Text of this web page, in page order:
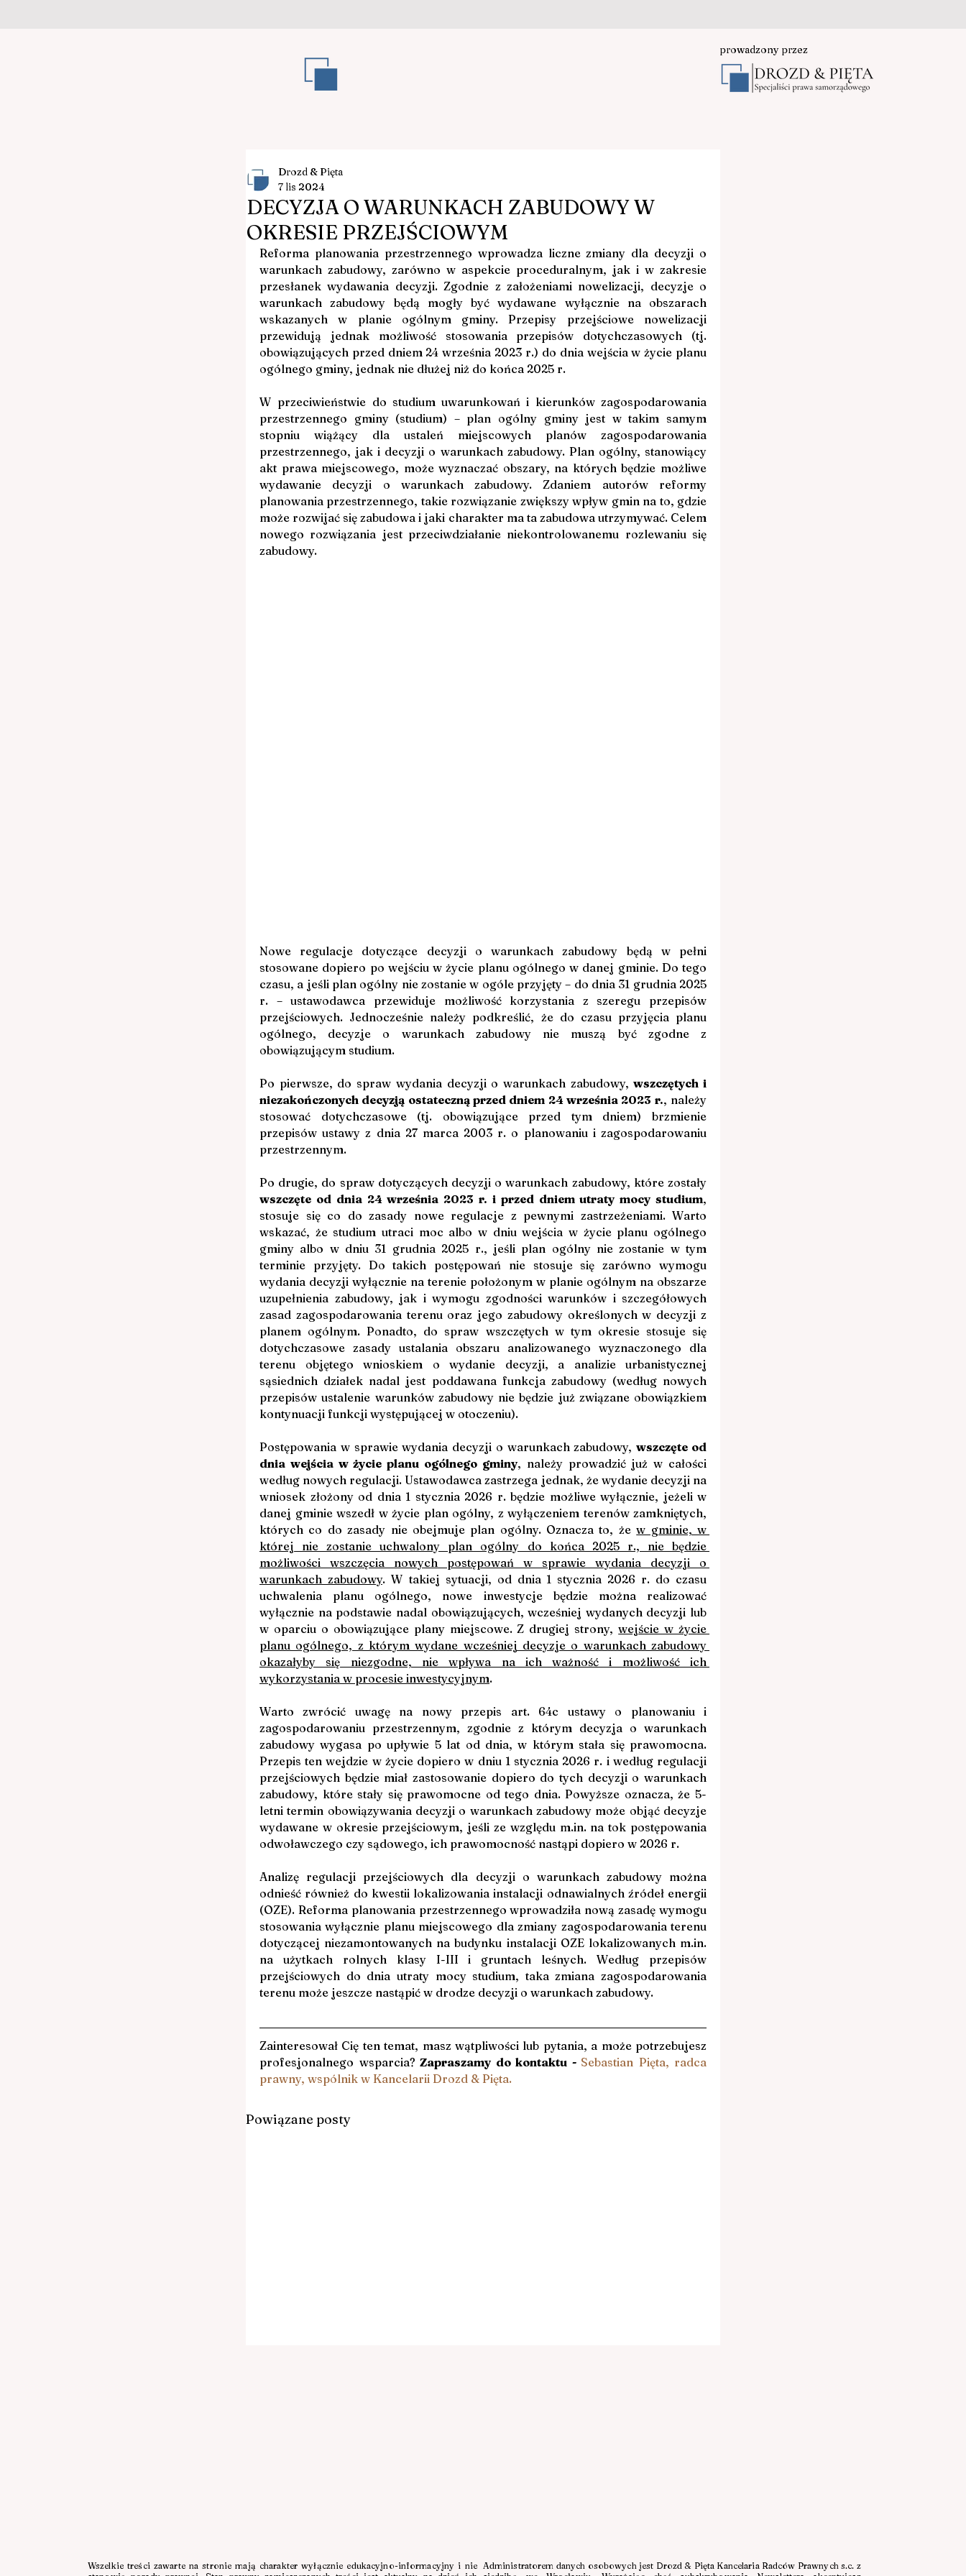
prowadzony przez
DECYZJA O WARUNKACH ZABUDOWY W
OKRESIE PRZEJŚCIOWYM
Drozd & Pięta
7 lis 2024
Reforma planowania przestrzennego wprowadza liczne zmiany dla decyzji o
warunkach zabudowy, zarówno w aspekcie proceduralnym, jak i w zakresie
przesłanek wydawania decyzji. Zgodnie z założeniami nowelizacji, decyzje o
warunkach zabudowy będą mogły być wydawane wyłącznie na obszarach
wskazanych w planie ogólnym gminy. Przepisy przejściowe nowelizacji
przewidują jednak możliwość stosowania przepisów dotychczasowych (tj.
obowiązujących przed dniem 24 września 2023 r.) do dnia wejścia w życie planu
ogólnego gminy, jednak nie dłużej niż do końca 2025 r.
W przeciwieństwie do studium uwarunkowań i kierunków zagospodarowania
przestrzennego gminy (studium) – plan ogólny gminy jest w takim samym
stopniu wiążący dla ustaleń miejscowych planów zagospodarowania
przestrzennego, jak i decyzji o warunkach zabudowy. Plan ogólny, stanowiący
akt prawa miejscowego, może wyznaczać obszary, na których będzie możliwe
wydawanie decyzji o warunkach zabudowy. Zdaniem autorów reformy
planowania przestrzennego, takie rozwiązanie zwiększy wpływ gmin na to, gdzie
może rozwijać się zabudowa i jaki charakter ma ta zabudowa utrzymywać. Celem
nowego rozwiązania jest przeciwdziałanie niekontrolowanemu rozlewaniu się
zabudowy.
Nowe regulacje dotyczące decyzji o warunkach zabudowy będą w pełni
stosowane dopiero po wejściu w życie planu ogólnego w danej gminie. Do tego
czasu, a jeśli plan ogólny nie zostanie w ogóle przyjęty – do dnia 31 grudnia 2025
r. – ustawodawca przewiduje możliwość korzystania z szeregu przepisów
przejściowych. Jednocześnie należy podkreślić, że do czasu przyjęcia planu
ogólnego, decyzje o warunkach zabudowy nie muszą być zgodne z
obowiązującym studium.
Po pierwsze, do spraw wydania decyzji o warunkach zabudowy, wszczętych i
niezakończonych decyzją ostateczną przed dniem 24 września 2023 r., należy
stosować dotychczasowe (tj. obowiązujące przed tym dniem) brzmienie
przepisów ustawy z dnia 27 marca 2003 r. o planowaniu i zagospodarowaniu
przestrzennym.
wszczęte od dnia 24 września 2023 r. i przed dniem utraty mocy studium,
stosuje się co do zasady nowe regulacje z pewnymi zastrzeżeniami. Warto
wskazać, że studium utraci moc albo w dniu wejścia w życie planu ogólnego
gminy albo w dniu 31 grudnia 2025 r., jeśli plan ogólny nie zostanie w tym
terminie przyjęty. Do takich postępowań nie stosuje się zarówno wymogu
wydania decyzji wyłącznie na terenie położonym w planie ogólnym na obszarze
uzupełnienia zabudowy, jak i wymogu zgodności warunków i szczegółowych
zasad zagospodarowania terenu oraz jego zabudowy określonych w decyzji z
planem ogólnym. Ponadto, do spraw wszczętych w tym okresie stosuje się
dotychczasowe zasady ustalania obszaru analizowanego wyznaczonego dla
terenu objętego wnioskiem o wydanie decyzji, a analizie urbanistycznej
sąsiednich działek nadal jest poddawana funkcja zabudowy (według nowych
przepisów ustalenie warunków zabudowy nie będzie już związane obowiązkiem
kontynuacji funkcji występującej w otoczeniu).
Postępowania w sprawie wydania decyzji o warunkach zabudowy, wszczęte od
dnia wejścia w życie planu ogólnego gminy, należy prowadzić już w całości
według nowych regulacji. Ustawodawca zastrzega jednak, że wydanie decyzji na
wniosek złożony od dnia 1 stycznia 2026 r. będzie możliwe wyłącznie, jeżeli w
danej gminie wszedł w życie plan ogólny, z wyłączeniem terenów zamkniętych,
których co do zasady nie obejmuje plan ogólny. Oznacza to, że w gminie, w
której nie zostanie uchwalony plan ogólny do końca 2025 r., nie będzie
możliwości wszczęcia nowych postępowań w sprawie wydania decyzji o
warunkach zabudowy. W takiej sytuacji, od dnia 1 stycznia 2026 r. do czasu
uchwalenia planu ogólnego, nowe inwestycje będzie można realizować
wyłącznie na podstawie nadal obowiązujących, wcześniej wydanych decyzji lub
w oparciu o obowiązujące plany miejscowe. Z drugiej strony, wejście w życie
planu ogólnego, z którym wydane wcześniej decyzje o warunkach zabudowy
okazałyby się niezgodne, nie wpływa na ich ważność i możliwość ich
wykorzystania w procesie inwestycyjnym.
Warto zwrócić uwagę na nowy przepis art. 64c ustawy o planowaniu i
zagospodarowaniu przestrzennym, zgodnie z którym decyzja o warunkach
zabudowy wygasa po upływie 5 lat od dnia, w którym stała się prawomocna.
Przepis ten wejdzie w życie dopiero w dniu 1 stycznia 2026 r. i według regulacji
przejściowych będzie miał zastosowanie dopiero do tych decyzji o warunkach
zabudowy, które stały się prawomocne od tego dnia. Powyższe oznacza, że 5-
letni termin obowiązywania decyzji o warunkach zabudowy może objąć decyzje
wydawane w okresie przejściowym, jeśli ze względu m.in. na tok postępowania
odwoławczego czy sądowego, ich prawomocność nastąpi dopiero w 2026 r.
Analizę regulacji przejściowych dla decyzji o warunkach zabudowy można
odnieść również do kwestii lokalizowania instalacji odnawialnych źródeł energii
(OZE). Reforma planowania przestrzennego wprowadziła nową zasadę wymogu
stosowania wyłącznie planu miejscowego dla zmiany zagospodarowania terenu
dotyczącej niezamontowanych na budynku instalacji OZE lokalizowanych m.in.
na użytkach rolnych klasy I-III i gruntach leśnych. Według przepisów
przejściowych do dnia utraty mocy studium, taka zmiana zagospodarowania
terenu może jeszcze nastąpić w drodze decyzji o warunkach zabudowy.
Zainteresował Cię ten temat, masz wątpliwości lub pytania, a może potrzebujesz
profesjonalnego wsparcia? Zapraszamy do kontaktu - Sebastian Pięta, radca
prawny, wspólnik w Kancelarii Drozd & Pięta.
Powiązane posty
Wszelkie treści zawarte na stronie mają charakter wyłącznie edukacyjno-informacyjny i nie Administratorem danych osobowych jest Drozd & Pięta Kancelaria Radców Prawnych s.c. z